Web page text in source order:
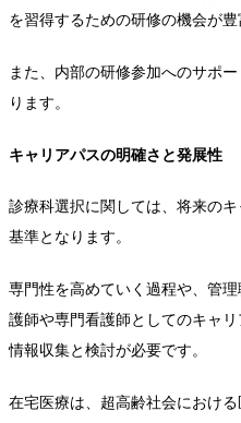
を習得するための研修の機会が
また、内部の研修参加へのサポ
ります。
キャリアパスの明確さと発展性
診療科選択に関しては、将来の
基準となります。
専門性を高めていく過程や、管
護師や専門看護師としてのキャ
情報収集と検討が必要です。
在宅医療は、超高齢社会におけ